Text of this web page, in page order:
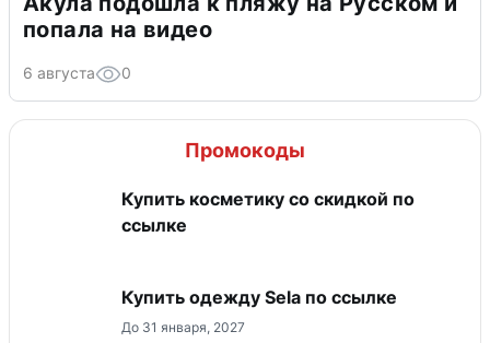
попала на видео
6 августа 0
Промокоды
Купить косметику со скидкой по
ссылке
Купить одежду Sela по ссылке
До 31 января, 2027